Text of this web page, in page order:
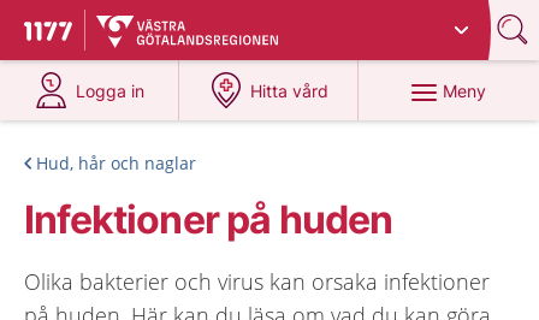
Till startsidan för 1177
Du har valt region
Logga in
på 1177.se
Hitta vård
på 1177.se
Meny
Hud, hår och naglar
Infektioner på huden
Olika bakterier och virus kan orsaka infektioner